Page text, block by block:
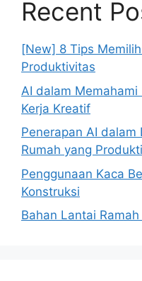
Recent
[New] 8 Tips
Produktivitas
AI dalam Memahami
Kerja Kreatif
Penerapan AI dalam
Rumah yang
Penggunaan Kaca
Konstruksi
Bahan Lantai